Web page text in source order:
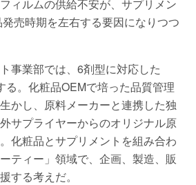
ィルムの供給不安が、サプリメン
発売時期を左右する要因になりつつ
事業部では、6剤型に対応した
る。化粧品OEMで培った品質管理
かし、原料メーカーと連携した独
サプライヤーからのオリジナル原
化粧品とサプリメントを組み合わ
ティー」領域で、企画、製造、販
する考えだ。